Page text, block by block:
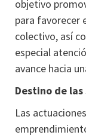
objetivo
para favorecer
colectivo, así
especial
avance hacia
Destino de las
Las